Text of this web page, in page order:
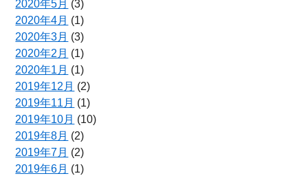
2020年5月 (3)
2020年4月 (1)
2020年3月 (3)
2020年2月 (1)
2020年1月 (1)
2019年12月 (2)
2019年11月 (1)
2019年10月 (10)
2019年8月 (2)
2019年7月 (2)
2019年6月 (1)